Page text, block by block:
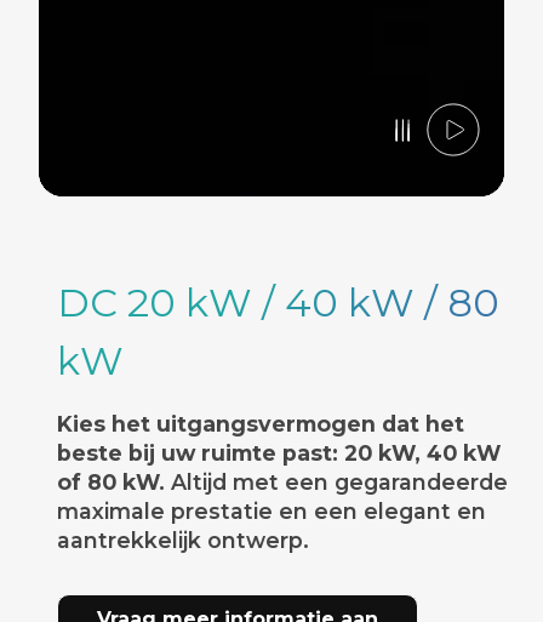
DC 20 kW / 40 kW / 80
kW
Kies het uitgangsvermogen dat het
beste bij uw ruimte past: 20 kW, 40 kW
of 80 kW. Altijd met een gegarandeerde
maximale prestatie en een elegant en
aantrekkelijk ontwerp.